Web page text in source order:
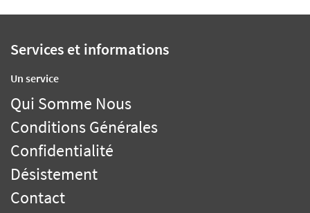
Services et informations
Un service
Qui Somme Nous
Conditions Générales
Confidentialité
Désistement
Contact